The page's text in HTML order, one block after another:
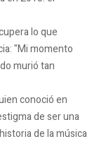
lo que
"Mi momento
murió tan
conoció en
de ser una
de la música